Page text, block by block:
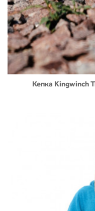
Кепка Kingwinch